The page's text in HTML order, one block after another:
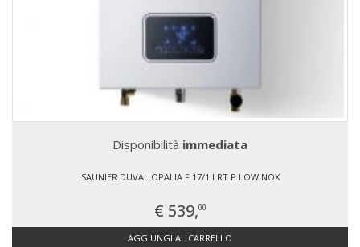
Disponibilità immediata
SAUNIER DUVAL OPALIA F 17/1 LRT P LOW NOX
€ 539,00
AGGIUNGI AL CARRELLO